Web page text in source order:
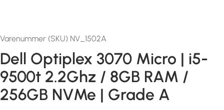
Varenummer (SKU) NV_1502A
Dell Optiplex 3070 Micro | i5-
9500t 2.2Ghz / 8GB RAM /
256GB NVMe | Grade A